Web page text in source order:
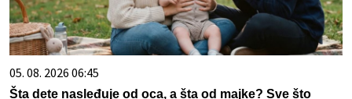
05. 08. 2026 06:45
Šta dete nasleđuje od oca, a šta od majke? Sve što